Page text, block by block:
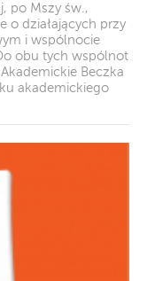
po Mszy św.,
o działających przy
i wspólnocie
obu tych wspólnot
Beczka
akademickiego